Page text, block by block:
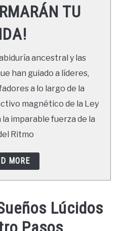
TU
ancestral y las
han guiado a líderes,
a lo largo de la
magnético de la Ley
imparable fuerza de la
Ritmo
MORE
Lúcidos